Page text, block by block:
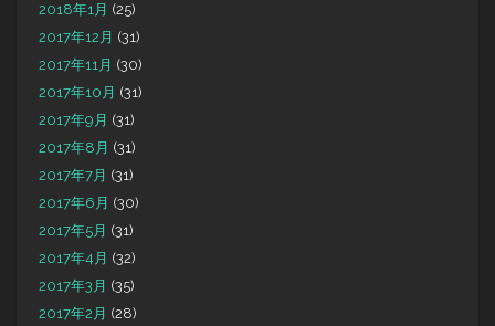
2018年1月 (25)
2017年12月 (31)
2017年11月 (30)
2017年10月 (31)
2017年9月 (31)
2017年8月 (31)
2017年7月 (31)
2017年6月 (30)
2017年5月 (31)
2017年4月 (32)
2017年3月 (35)
2017年2月 (28)